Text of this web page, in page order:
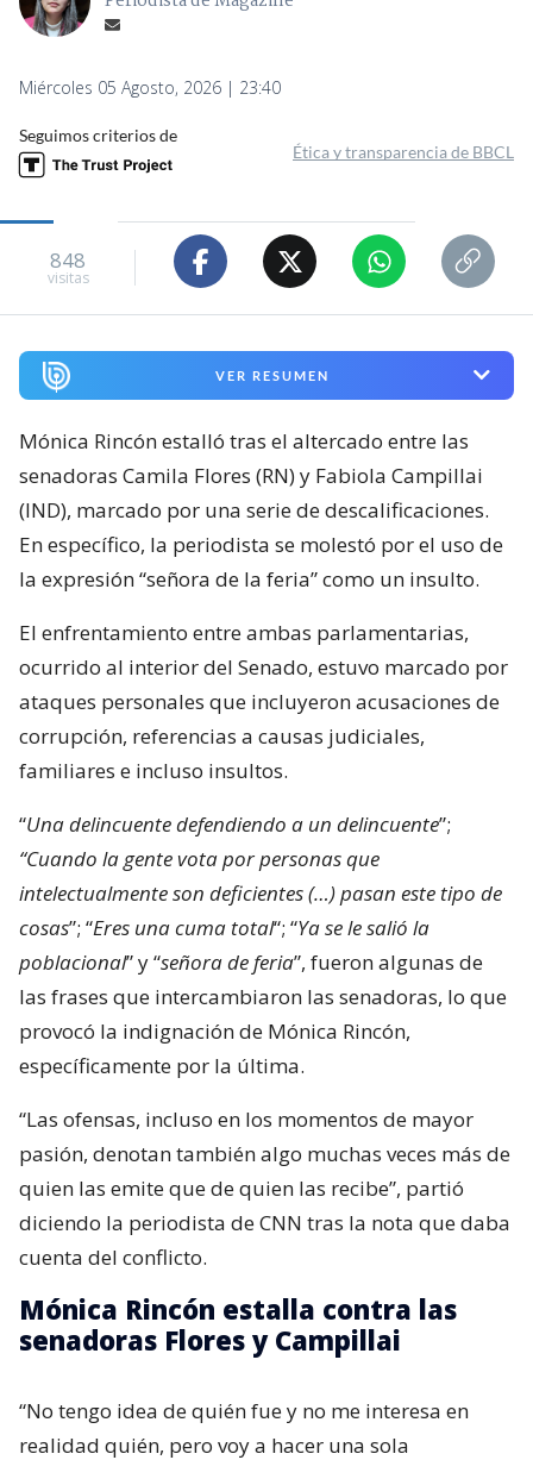
Miércoles 05 Agosto, 2026 | 23:40
Seguimos criterios de
Ética y transparencia de BBCL
848
visitas
VER RESUMEN
Mónica Rincón estalló tras el altercado entre las
senadoras Camila Flores (RN) y Fabiola Campillai
(IND), marcado por una serie de descalificaciones.
En específico, la periodista se molestó por el uso de
la expresión “señora de la feria” como un insulto.
El enfrentamiento entre ambas parlamentarias,
ocurrido al interior del Senado, estuvo marcado por
ataques personales que incluyeron acusaciones de
corrupción, referencias a causas judiciales,
familiares e incluso insultos.
“Una delincuente defendiendo a un delincuente”;
“Cuando la gente vota por personas que
intelectualmente son deficientes (…) pasan este tipo de
cosas”; “Eres una cuma total“; “Ya se le salió la
poblacional” y “señora de feria”, fueron algunas de
las frases que intercambiaron las senadoras, lo que
provocó la indignación de Mónica Rincón,
específicamente por la última.
“Las ofensas, incluso en los momentos de mayor
pasión, denotan también algo muchas veces más de
quien las emite que de quien las recibe”, partió
diciendo la periodista de CNN tras la nota que daba
cuenta del conflicto.
Mónica Rincón estalla contra las
senadoras Flores y Campillai
“No tengo idea de quién fue y no me interesa en
realidad quién, pero voy a hacer una sola